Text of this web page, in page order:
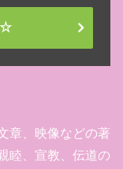
☆
章、映像などの著
睦、宣教、伝道の